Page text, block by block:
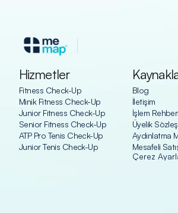
Hizmetler
Fitness Check-Up
Minik Fitness Check-Up
Junior Fitness Check-Up
Senior Fitness Check-Up
ATP Pro Tenis Check-Up
Junior Tenis Check-Up
Blog
İletişim
İşlem Rehberi
Üyelik
Aydınlatma
Mesafeli
Çerez